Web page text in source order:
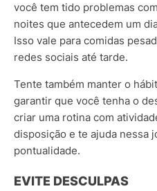
você tem tido problemas
noites que antecedem um
Isso vale para comidas
redes sociais até tarde.
Tente também manter o
garantir que você tenha o
criar uma rotina com
disposição e te ajuda nessa
pontualidade.
EVITE DESCULPAS